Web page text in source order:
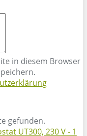
in diesem Browser
gefunden.